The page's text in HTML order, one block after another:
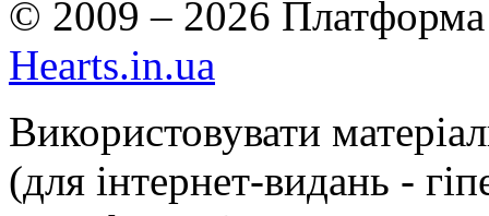
© 2009 – 2026 Платформа
Hearts.in.ua
Використовувати
(для інтернет-видань -